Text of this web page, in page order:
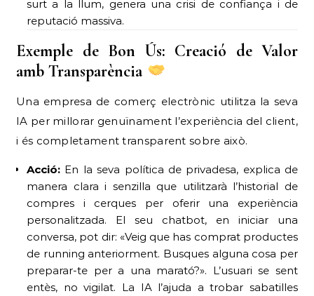
surt a la llum, genera una crisi de confiança i de
reputació massiva.
Exemple de Bon Ús: Creació de Valor
amb Transparència
Una empresa de comerç electrònic utilitza la seva
IA per millorar genuïnament l’experiència del client,
i és completament transparent sobre això.
Acció: En la seva política de privadesa, explica de
manera clara i senzilla que utilitzarà l’historial de
compres i cerques per oferir una experiència
personalitzada. El seu chatbot, en iniciar una
conversa, pot dir: «Veig que has comprat productes
de running anteriorment. Busques alguna cosa per
preparar-te per a una marató?». L’usuari se sent
entès, no vigilat. La IA l’ajuda a trobar sabatilles